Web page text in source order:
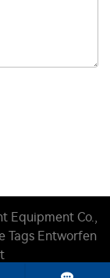
Equipment Co.,
Tags Entworfen